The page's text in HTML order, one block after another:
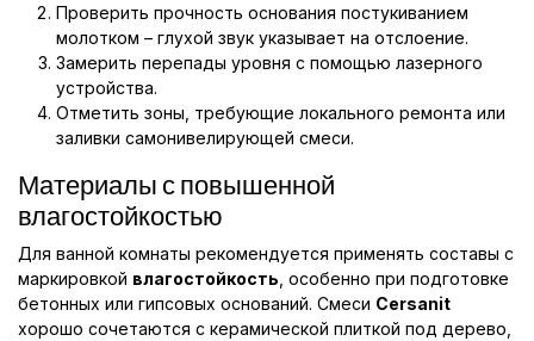
Проверить прочность основания постукиванием
молотком – глухой звук указывает на отслоение.
Замерить перепады уровня с помощью лазерного
устройства.
Отметить зоны, требующие локального ремонта или
заливки самонивелирующей смеси.
Материалы с повышенной
влагостойкостью
Для ванной комнаты рекомендуется применять составы с
маркировкой влагостойкость , особенно при подготовке
бетонных или гипсовых оснований. Смеси Cersanit
хорошо сочетаются с керамической плиткой под дерево,